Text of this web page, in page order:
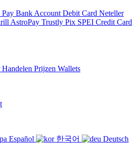
Pay Bank Account Debit Card Neteller
AstroPay Trustly Pix SPEI Credit Card
Handelen Prijzen Wallets
Español 한국어
Deutsch